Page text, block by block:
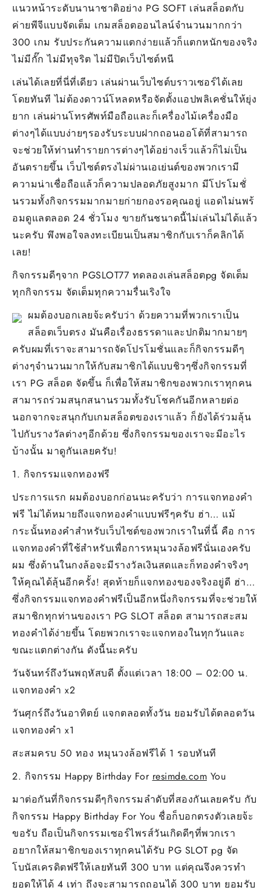
มี
แนวหน้าระดับนานาชาติอย่าง PG SOFT เล่นสล็อตกับ
ค่ายพีจีแบบจัดเต็ม เกมสล็อตออนไลน์จำนวนมากกว่า
300 เกม รับประกันความแตกง่ายแล้วก็แตกหนักของจริง
ไม่มีกั๊ก ไม่มีทุจริต ไม่มีปิดเว็บไซต์หนี
เล่นได้เลยที่นี่ที่เดียว เล่นผ่านเว็บไซต์บราวเซอร์ได้เลย
โดยทันที ไม่ต้องดาวน์โหลดหรือจัดตั้งแอปพลิเคชั่นให้ยุ่ง
ยาก เล่นผ่านโทรศัพท์มือถือและก็เครื่องไม้เครื่องมือ
ต่างๆได้แบบง่ายๆรองรับระบบฝากถอนออโต้ที่สามารถ
จะช่วยให้ท่านทำรายการต่างๆได้อย่างเร็วแล้วก็ไม่เป็น
อันตรายขึ้น เว็บไซต์ตรงไม่ผ่านเอเย่นต์ของพวกเรามี
ความน่าเชื่อถือแล้วก็ความปลอดภัยสูงมาก มีโปรโมชั่
นรวมทั้งกิจกรรมมากมายก่ายกองรอคุณอยู่ แอดไม่นพร้
อมดูแลตลอด 24 ชั่วโมง ขายกันชนาดนี้ไม่เล่นไม่ได้แล้ว
นะครับ พึงพอใจลงทะเบียนเป็นสมาชิกกับเราก็คลิกได้
เลย!
กิจกรรมดีๆจาก PGSLOT77 ทดลองเล่นสล็อตpg จัดเต็ม
ทุกกิจกรรม จัดเต็มทุกความรื่นเริงใจ
ผมต้องบอกเลยจ้ะครับว่า ด้วยความที่พวกเราเป็น
สล็อตเว็บตรง มันคือเรื่องธรรดาและปกติมากมายๆ
ครับผมที่เราจะสามารถจัดโปรโมชั่นและก็กิจกรรมดีๆ
ต่างๆจำนวนมากให้กับสมาชิกได้แบบชิวๆซึ่งกิจกรรมที่
เรา PG สล็อต จัดขึ้น ก็เพื่อให้สมาชิกของพวกเราทุกคน
สามารถร่วมสนุกสนานรวมทั้งรับโชคกันอีกหลายต่อ
นอกจากจะสนุกกับเกมสล็อตของเราแล้ว ก็ยังได้ร่วมลุ้น
ไปกับรางวัลต่างๆอีกด้วย ซึ่งกิจกรรมของเราจะมีอะไร
บ้างนั้น มาดูกันเลยครับ!
1. กิจกรรมแจกทองฟรี
ประการแรก ผมต้องบอกก่อนนะครับว่า การแจกทองคำ
ฟรี ไม่ได้หมายถึงแจกทองคำแบบฟรีๆครับ ฮ่า… แม้
กระนั้นทองคำสำหรับเว็บไซต์ของพวกเราในที่นี้ คือ การ
แจกทองคำที่ใช้สำหรับเพื่อการหมุนวงล้อฟรีนั่นเองครับ
ผม ซึ่งด้านในกงล้อจะมีรางวัลเงินสดและก็ทองคำจริงๆ
ให้คุณได้ลุ้นอีกครั้ง! สุดท้ายก็แจกทองของจริงอยู่ดี ฮ่า…
ซึ่งกิจกรรมแจกทองคำฟรีเป็นอีกหนึ่งกิจกรรมที่จะช่วยให้
สมาชิกทุกท่านของเรา PG SLOT สล็อต สามารถสะสม
ทองคำได้ง่ายขึ้น โดยพวกเราจะแจกทองในทุกวันและ
ขณะแตกต่างกัน ดังนี้นะครับ
วันจันทร์ถึงวันพฤหัสบดี ตั้งแต่เวลา 18:00 – 02:00 น.
แจกทองคำ x2
วันศุกร์ถึงวันอาทิตย์ แจกตลอดทั้งวัน ยอมรับได้ตลอดวัน
แจกทองคำ x1
สะสมครบ 50 ทอง หมุนวงล้อฟรีได้ 1 รอบทันที
2. กิจกรรม Happy Birthday For resimde.com You
มาต่อกันที่กิจกรรมดีๆกิจกรรมลำดับที่สองกันเลยครับ กับ
กิจกรรม Happy Birthday For You ชื่อก็บอกตรงตัวเลยจ้ะ
ขอรับ ถือเป็นกิจกรรมเซอร์ไพรส์วันเกิดดีๆที่พวกเรา
อยากให้สมาชิกของเราทุกคนได้รับ PG SLOT pg จัด
โบนัสเครดิตฟรีให้เลยทันที 300 บาท แต่คุณจึงควรทำ
ยอดให้ได้ 4 เท่า ถึงจะสามารถถอนได้ 300 บาท ยอมรับ